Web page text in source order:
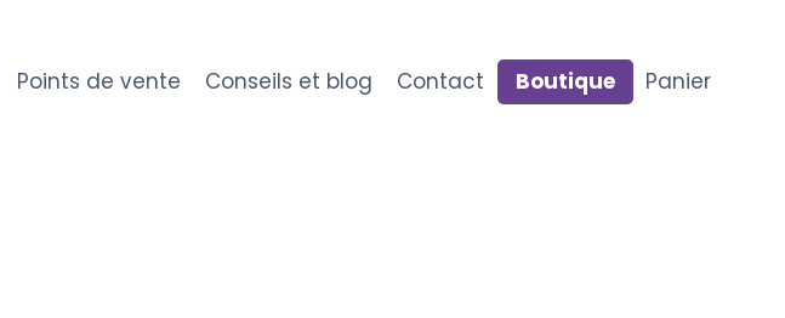
Points de vente Conseils et blog Contact Boutique Panier